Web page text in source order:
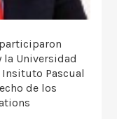
la Universidad
Pascual
de los